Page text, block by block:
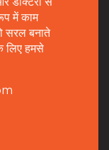
में काम
सरल बनाते
लिए हमसे